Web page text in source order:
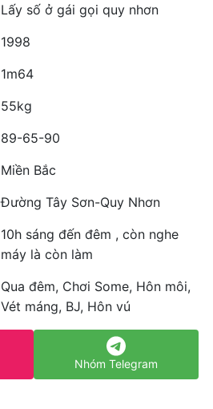
Lấy số ở gái gọi quy nhơn
1998
1m64
55kg
89-65-90
Miền Bắc
Đường Tây Sơn-Quy Nhơn
10h sáng đến đêm , còn nghe
máy là còn làm
Qua đêm, Chơi Some, Hôn môi,
Vét máng, BJ, Hôn vú
Nhóm Telegram